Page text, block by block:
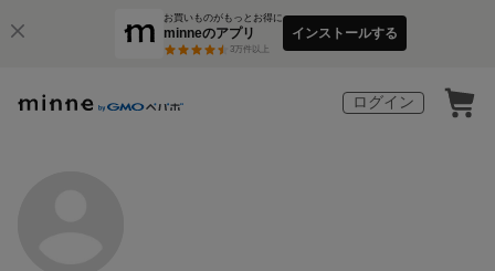
お買いものがもっとお得に
minneのアプリ
3万件以上
インストールする
ログイン